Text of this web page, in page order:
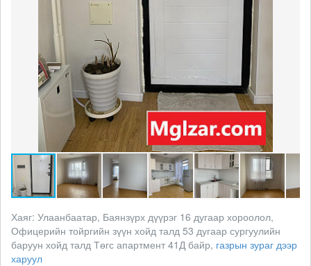
Хаяг: Улаанбаатар, Баянзүрх дүүрэг 16 дугаар хороолол,
Офицерийн тойргийн зүүн хойд талд 53 дугаар сургуулийн
баруун хойд талд Төгс апартмент 41Д байр, газрын зураг дээр
харуул